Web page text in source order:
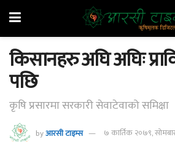
किसानहरु अघि अघिः
पछि
कृषि प्रसारमा सरकारी सेवाटेवाको समिक्षा
byआरसी टाइम्स ७ कार्तिक २०७९,